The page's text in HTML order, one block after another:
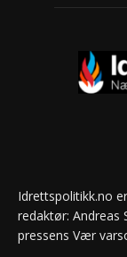
Idrettspolitikk.no
redaktør: Andreas
pressens Vær